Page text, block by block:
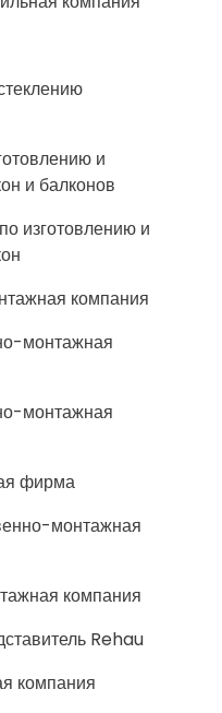
и
и балконов
изготовлению и
компания
монтажная
монтажная
фирма
монтажная
компания
Rehau
компания